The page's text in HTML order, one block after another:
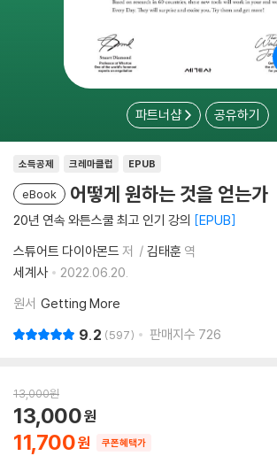
파트너샵 공유하기
소득공제 크레마클럽 EPUB
eBook 어떻게 원하는 것을 얻는가
20년 연속 와튼스쿨 최고 인기 강의 EPUB
스튜어트 다이아몬드 저 김태훈 역
세계사
2022.06.20.
원서 Getting More
9.2 597 판매지수 726
13,000원
11,700
13,000
쿠폰혜택가